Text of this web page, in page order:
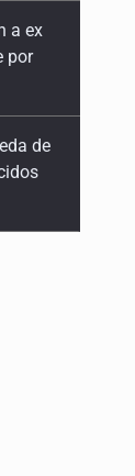
de
de